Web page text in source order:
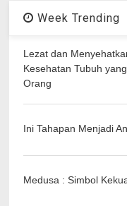
Week Trending
Lezat dan
Kesehatan Tubuh
Orang
Ini Tahapan Menjadi
Medusa : Simbol